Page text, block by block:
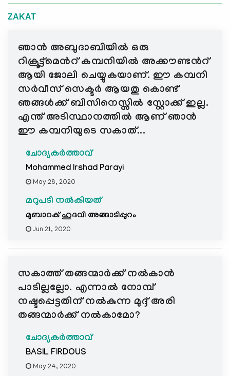
g
l
N
a
v
i
g
a
t
i
ZAKAT
ഞാൻ അബുദാബിയിൽ ഒരു
റിക്രൂട്ട്മെന്‍റ് കമ്പനിയിൽ അക്കൗണ്ടന്‍റ്
ആയി ജോലി ചെയ്യുകയാണ്. ഈ കമ്പനി
സർവീസ് സെക്ടർ ആയതു കൊണ്ട്
ഞങ്ങൾക്ക് ബിസിനെസ്സിൽ സ്റ്റോക്ക് ഇല്ല.
എന്ത് അടിസ്ഥാനത്തിൽ ആണ് ഞാൻ
ഈ കമ്പനിയുടെ സകാത്...
ചോദ്യകർത്താവ്
Mohammed Irshad Parayi
May 28, 2020
മറുപടി നൽകിയത്
മുബാറക് ഹുദവി അങ്ങാടിപ്പുറം
Jun 21, 2020
സകാത്ത് തങ്ങന്മാര്‍ക്ക് നല്‍കാന്‍
പാടില്ലല്ലോ. എന്നാല്‍ നോമ്പ്
നഷ്ടപ്പെട്ടതിന് നല്‍കുന്ന മുദ്ദ് അരി
തങ്ങന്മാര്‍ക്ക് നല്‍കാമോ?
ചോദ്യകർത്താവ്
BASIL FIRDOUS
May 24, 2020